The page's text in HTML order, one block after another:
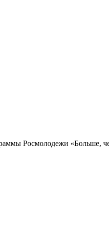
Росмолодежи «Больше,